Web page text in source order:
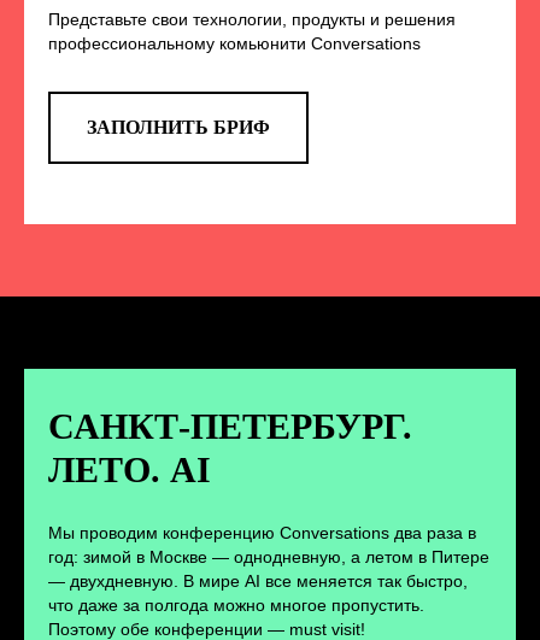
Представьте свои технологии, продукты и решения
профессиональному комьюнити Conversations
ЗАПОЛНИТЬ БРИФ
САНКТ-ПЕТЕРБУРГ.
ЛЕТО. AI
Мы проводим конференцию Conversations два раза в
год: зимой в Москве — однодневную, а летом в Питере
— двухдневную. В мире AI все меняется так быстро,
что даже за полгода можно многое пропустить.
Поэтому обе конференции — must visit!
TELEGRAM
новости конференции